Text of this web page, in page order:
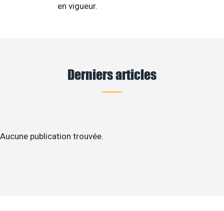
en vigueur.
Derniers articles
Aucune publication trouvée.